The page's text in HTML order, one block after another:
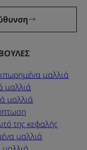
μαλλιά
μαλλιά
μαλλιά
της κεφαλής
μαλλιά